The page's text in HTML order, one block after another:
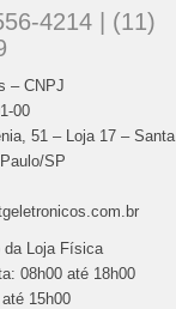
4214 | (11)
– CNPJ
00
51 – Loja 17 – Santa
SP
da Loja Física
08h00 até 18h00
15h00